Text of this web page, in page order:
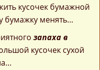
кусочек бумажной
бумажку менять…
запаха в
кусочек сухой